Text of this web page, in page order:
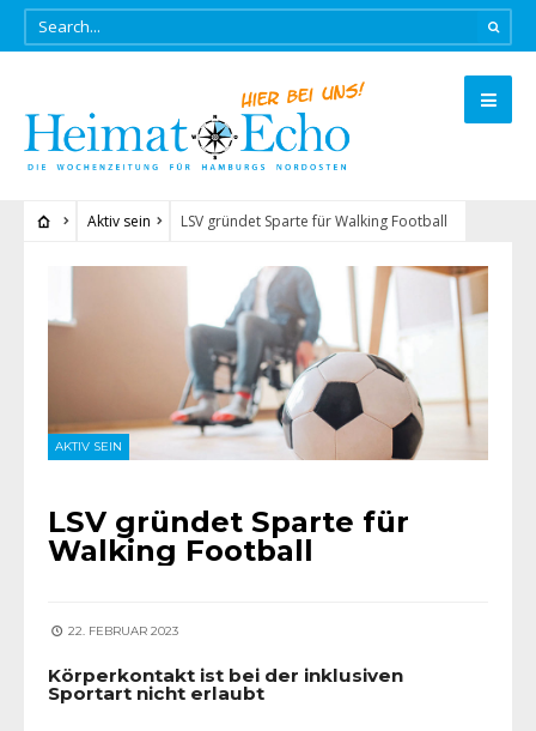
Aktiv sein LSV gründet Sparte für Walking Football
AKTIV SEIN
LSV gründet Sparte für
Walking Football
22. FEBRUAR 2023
Körperkontakt ist bei der inklusiven
Sportart nicht erlaubt